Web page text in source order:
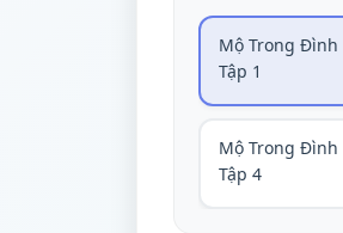
Mộ Trong Đình
Tập 1
Mộ Trong Đình
Tập 4